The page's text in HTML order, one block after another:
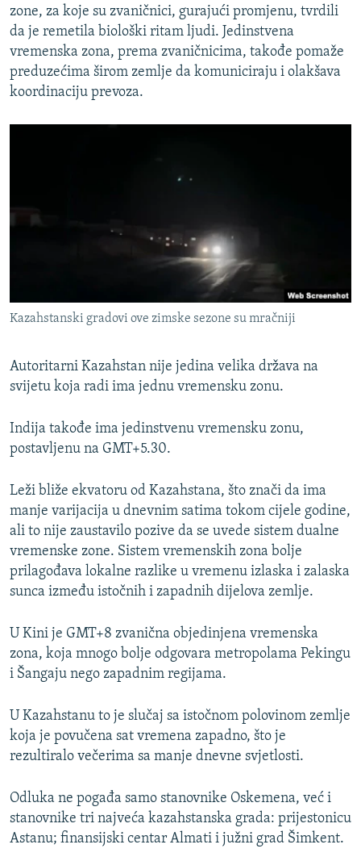
zone, za koje su zvaničnici, gurajući promjenu, tvrdili
da je remetila biološki ritam ljudi. Jedinstvena
vremenska zona, prema zvaničnicima, takođe pomaže
preduzećima širom zemlje da komuniciraju i olakšava
koordinaciju prevoza.
Kazahstanski gradovi ove zimske sezone su mračniji
Autoritarni Kazahstan nije jedina velika država na
svijetu koja radi ima jednu vremensku zonu.
Indija takođe ima jedinstvenu vremensku zonu,
postavljenu na GMT+5.30.
Leži bliže ekvatoru od Kazahstana, što znači da ima
manje varijacija u dnevnim satima tokom cijele godine,
ali to nije zaustavilo pozive da se uvede sistem dualne
vremenske zone. Sistem vremenskih zona bolje
prilagođava lokalne razlike u vremenu izlaska i zalaska
sunca između istočnih i zapadnih dijelova zemlje.
U Kini je GMT+8 zvanična objedinjena vremenska
zona, koja mnogo bolje odgovara metropolama Pekingu
i Šangaju nego zapadnim regijama.
U Kazahstanu to je slučaj sa istočnom polovinom zemlje
koja je povučena sat vremena zapadno, što je
rezultiralo večerima sa manje dnevne svjetlosti.
Odluka ne pogađa samo stanovnike Oskemena, već i
stanovnike tri najveća kazahstanska grada: prijestonicu
Astanu; finansijski centar Almati i južni grad Šimkent.